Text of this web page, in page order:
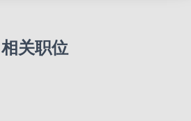
相关职位